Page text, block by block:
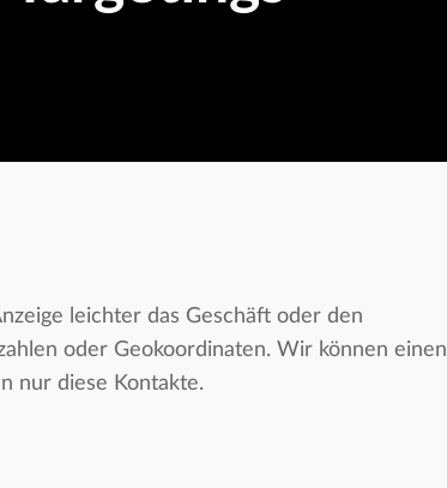
leichter das Geschäft oder den
oder Geokoordinaten. Wir können einen
nur diese Kontakte.